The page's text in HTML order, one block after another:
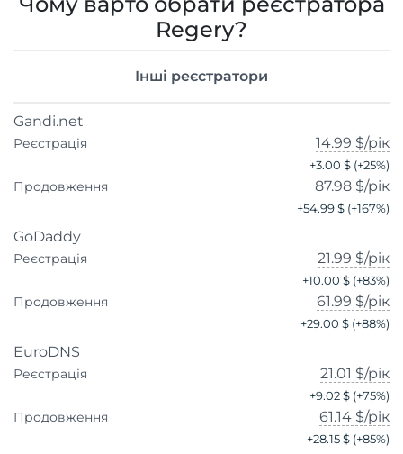
Regery?
Інші реєстратори
Gandi.net
Реєстрація 14.99 $/рік
+3.00 $ (+25%)
Продовження 87.98 $/рік
+54.99 $ (+167%)
GoDaddy
Реєстрація 21.99 $/рік
+10.00 $ (+83%)
Продовження 61.99 $/рік
+29.00 $ (+88%)
EuroDNS
Реєстрація 21.01 $/рік
+9.02 $ (+75%)
Продовження 61.14 $/рік
+28.15 $ (+85%)